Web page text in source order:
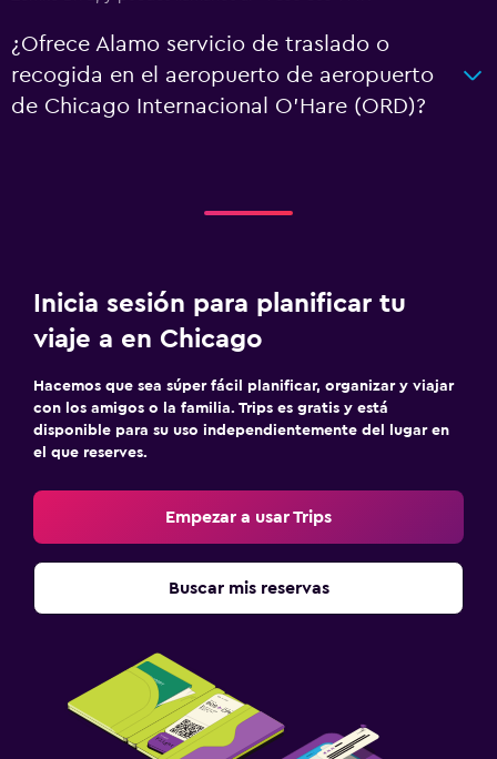
¿Ofrece Alamo servicio de traslado o
recogida en el aeropuerto de aeropuerto
de Chicago Internacional O'Hare (ORD)?
Inicia sesión para planificar tu
viaje a en Chicago
Hacemos que sea súper fácil planificar, organizar y viajar
con los amigos o la familia. Trips es gratis y está
disponible para su uso independientemente del lugar en
el que reserves.
Empezar a usar Trips
Buscar mis reservas